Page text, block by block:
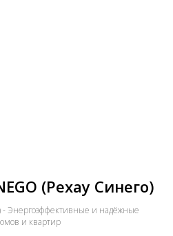
(Рехау Синего)
- Энергоэффективные и надёжные
и квартир